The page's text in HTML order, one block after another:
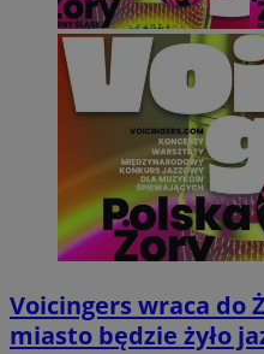
Voicingers wraca do
miasto będzie żyło